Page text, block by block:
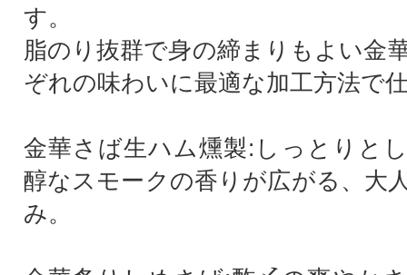
す。
脂のり抜群で身の締まりもよい金
ぞれの味わいに最適な加工方法で
金華さば生ハム燻製:しっとりと
醇なスモークの香りが広がる、大
み。